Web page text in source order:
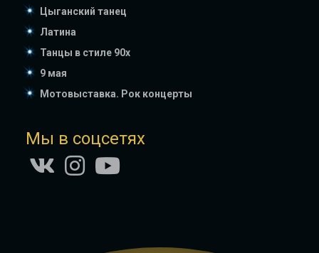
Цыганский танец
Латина
Танцы в стиле 90х
9 мая
Мотовыставка. Рок концерты
Мы в соцсетях